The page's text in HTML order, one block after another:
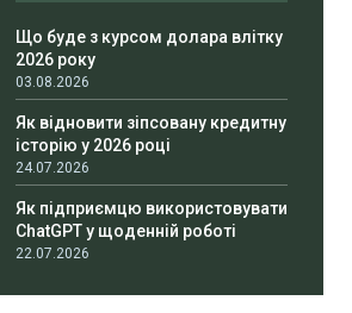
Що буде з курсом долара влітку
2026 року
03.08.2026
Як відновити зіпсовану кредитну
історію у 2026 році
24.07.2026
Як підприємцю використовувати
ChatGPT у щоденній роботі
22.07.2026